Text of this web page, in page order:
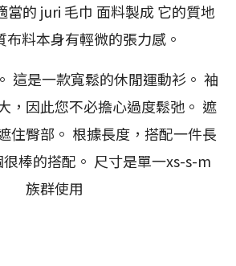
當的 juri 毛巾 面料製成 它的質地
布料本身有輕微的張力感。
這是一款寬鬆的休閒運動衫。 袖
，因此您不必擔心過度鬆弛。 遮
住臀部。 根據長度，搭配一件長
棒的搭配。 尺寸是單一xs-s-m
族群使用